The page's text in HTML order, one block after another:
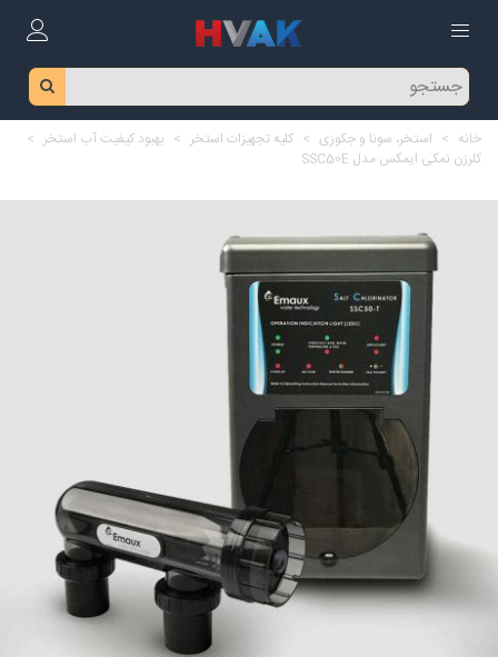
خانه > استخر، سونا و جکوزی > کلیه تجهیزات استخر > بهبود کیفیت آب استخر >
کلرزن نمکی ایمکس مدل SSC50E